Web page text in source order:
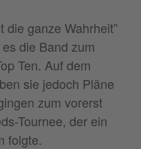
die ganze Wahrheit”
die Band zum
Ten. Auf dem
sie jedoch Pläne
zum vorerst
Tournee, der ein
folgte.